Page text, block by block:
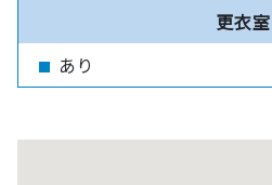
更衣室
あり